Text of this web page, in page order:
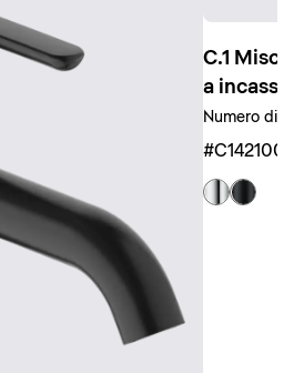
e il soffione, garantiscono
universali sono disponibili
e varianti di design, da
anche una vasta gamma
come ad esempio bracci
doccia
C.1
a incasso
Numero di